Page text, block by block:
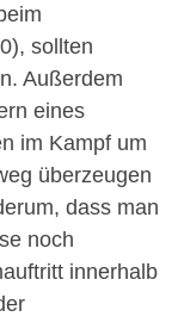
sollten
Außerdem
eines
im Kampf um
überzeugen
dass man
noch
innerhalb